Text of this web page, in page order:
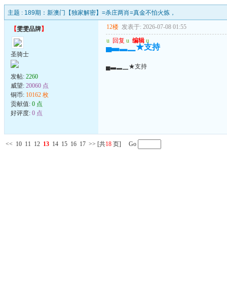
主题 : 189期：新澳门【独家解密】=杀庄两肖=真金不怕火炼，
【雯雯品牌】
圣骑士
发帖: 2260
威望: 20060 点
铜币: 10162 枚
贡献值: 0 点
好评度: 0 点
12楼 发表于: 2026-07-08 01:55
u 回复 u 编辑 u
▄▃▂▁★支持
▄▃▂▁★支持
<< 10 11 12 13 14 15 16 17 >> [共18 页] Go